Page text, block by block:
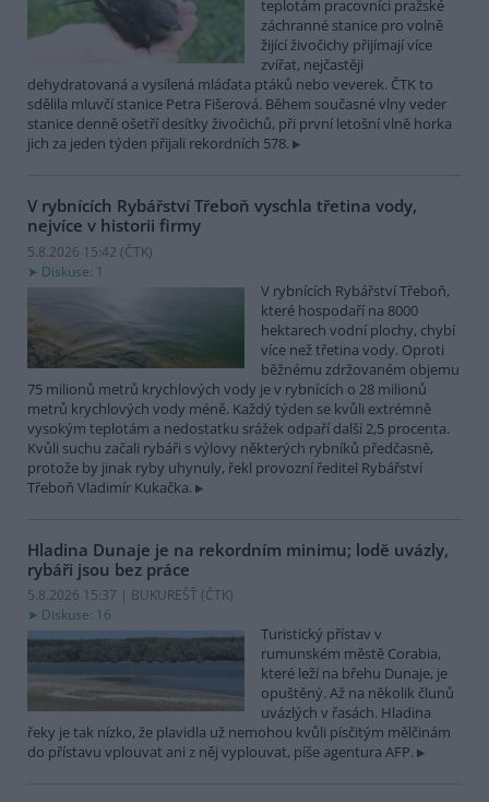
teplotám pracovníci pražské
záchranné stanice pro volně
žijící živočichy přijímají více
zvířat, nejčastěji
dehydratovaná a vysílená mláďata ptáků nebo veverek. ČTK to
sdělila mluvčí stanice Petra Fišerová. Během současné vlny veder
stanice denně ošetří desítky živočichů, při první letošní vlně horka
jich za jeden týden přijali rekordních 578.
V rybnících Rybářství Třeboň vyschla třetina vody,
nejvíce v historii firmy
5.8.2026 15:42 (ČTK)
Diskuse: 1
V rybnících Rybářství Třeboň,
které hospodaří na 8000
hektarech vodní plochy, chybí
více než třetina vody. Oproti
běžnému zdržovaném objemu
75 milionů metrů krychlových vody je v rybnících o 28 milionů
metrů krychlových vody méně. Každý týden se kvůli extrémně
vysokým teplotám a nedostatku srážek odpaří další 2,5 procenta.
Kvůli suchu začali rybáři s výlovy některých rybníků předčasně,
protože by jinak ryby uhynuly, řekl provozní ředitel Rybářství
Třeboň Vladimír Kukačka.
Hladina Dunaje je na rekordním minimu; lodě uvázly,
rybáři jsou bez práce
5.8.2026 15:37 | BUKUREŠŤ (ČTK)
Diskuse: 16
Turistický přístav v
rumunském městě Corabia,
které leží na břehu Dunaje, je
opuštěný. Až na několik člunů
uvázlých v řasách. Hladina
řeky je tak nízko, že plavidla už nemohou kvůli písčitým mělčinám
do přístavu vplouvat ani z něj vyplouvat, píše agentura AFP.